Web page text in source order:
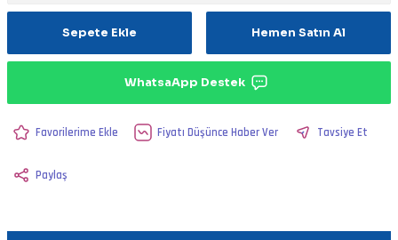
Sepete Ekle Hemen Satın Al
WhatsaApp Destek
Fiyatı Düşünce Haber Ver Tavsiye Et
Paylaş